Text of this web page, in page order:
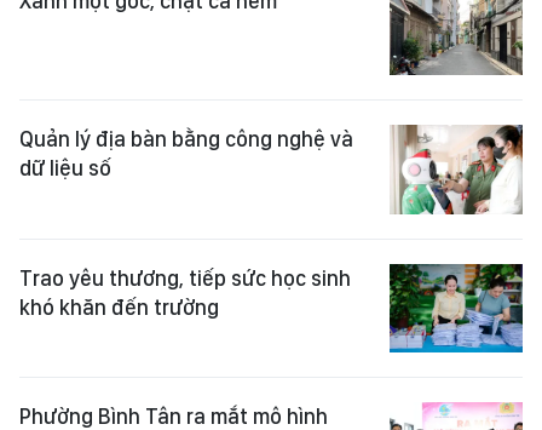
Quản lý địa bàn bằng công nghệ và
dữ liệu số
Trao yêu thương, tiếp sức học sinh
khó khăn đến trường
Phường Bình Tân ra mắt mô hình